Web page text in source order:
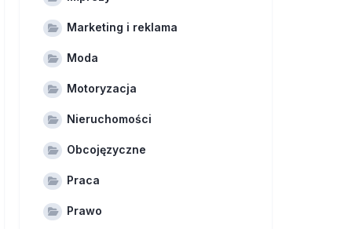
Marketing i reklama
Moda
Motoryzacja
Nieruchomości
Obcojęzyczne
Praca
Prawo